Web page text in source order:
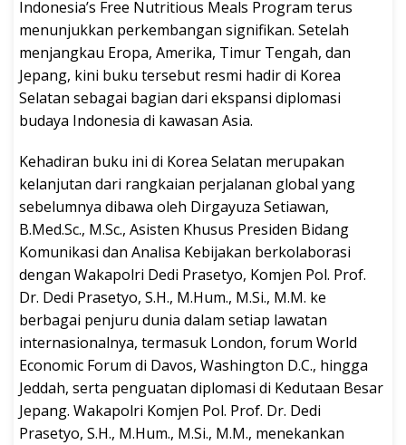
Indonesia’s Free Nutritious Meals Program terus
menunjukkan perkembangan signifikan. Setelah
menjangkau Eropa, Amerika, Timur Tengah, dan
Jepang, kini buku tersebut resmi hadir di Korea
Selatan sebagai bagian dari ekspansi diplomasi
budaya Indonesia di kawasan Asia.
Kehadiran buku ini di Korea Selatan merupakan
kelanjutan dari rangkaian perjalanan global yang
sebelumnya dibawa oleh Dirgayuza Setiawan,
B.Med.Sc., M.Sc., Asisten Khusus Presiden Bidang
Komunikasi dan Analisa Kebijakan berkolaborasi
dengan Wakapolri Dedi Prasetyo, Komjen Pol. Prof.
Dr. Dedi Prasetyo, S.H., M.Hum., M.Si., M.M. ke
berbagai penjuru dunia dalam setiap lawatan
internasionalnya, termasuk London, forum World
Economic Forum di Davos, Washington D.C., hingga
Jeddah, serta penguatan diplomasi di Kedutaan Besar
Jepang. Wakapolri Komjen Pol. Prof. Dr. Dedi
Prasetyo, S.H., M.Hum., M.Si., M.M., menekankan